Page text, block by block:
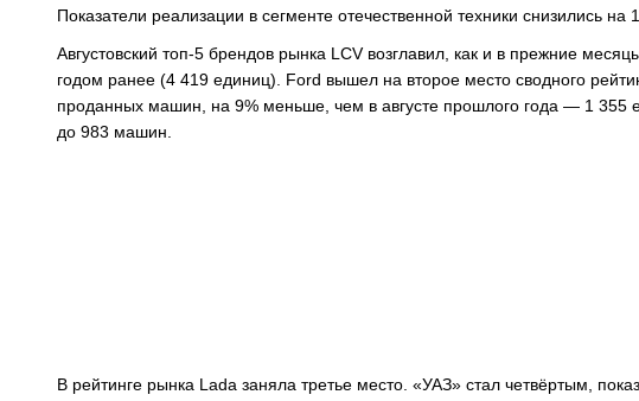
Показатели реализации в сегменте отечественной техники снизились
Августовский топ-5 брендов рынка LCV возглавил, как и в прежние
годом ранее (4 419 единиц). Ford вышел на второе место сводного
проданных машин, на 9% меньше, чем в августе прошлого года — 1
до 983 машин.
В рейтинге рынка Lada заняла третье место. «УАЗ» стал четвёртым,